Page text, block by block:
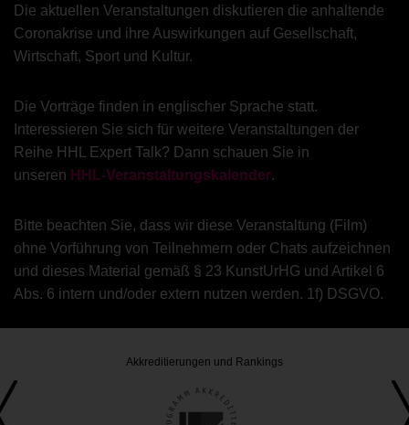
Die aktuellen Veranstaltungen diskutieren die anhaltende
Coronakrise und ihre Auswirkungen auf Gesellschaft,
Wirtschaft, Sport und Kultur.
Die Vorträge finden in englischer Sprache statt.
Interessieren Sie sich für weitere Veranstaltungen der
Reihe HHL Expert Talk? Dann schauen Sie in
unseren HHL-Veranstaltungskalender.
Bitte beachten Sie, dass wir diese Veranstaltung (Film)
ohne Vorführung von Teilnehmern oder Chats aufzeichnen
und dieses Material gemäß § 23 KunstUrHG und Artikel 6
Abs. 6 intern und/oder extern nutzen werden. 1f) DSGVO.
Akkreditierungen und Rankings